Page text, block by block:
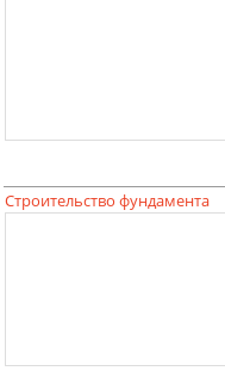
Строительство фундамента